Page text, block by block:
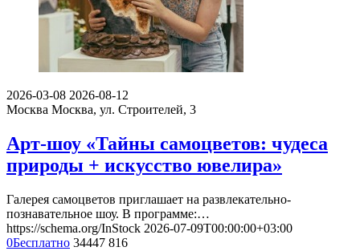
2026-03-08 2026-08-12
Москва Москва, ул. Строителей, 3
Арт-шоу «Тайны самоцветов: чудеса
природы + искусство ювелира»
Галерея самоцветов приглашает на развлекательно-
познавательное шоу. В программе:…
https://schema.org/InStock 2026-07-09T00:00:00+03:00
0Бесплатно 34447 816